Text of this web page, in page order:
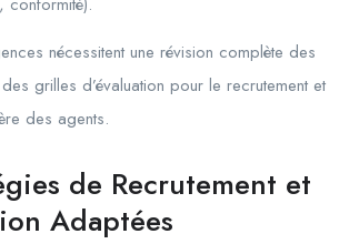
nécessitent une révision complète des
grilles d’évaluation pour le recrutement et
des agents.
de Recrutement et
Adaptées